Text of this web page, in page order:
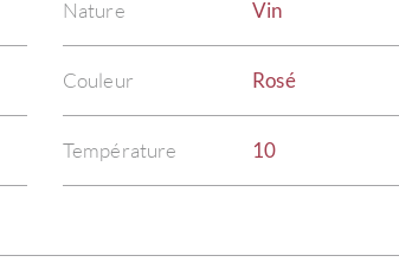
Nature Vin
Couleur Rosé
Température 10